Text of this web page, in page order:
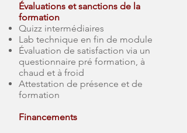
Évaluations et sanctions de la
formation
Quizz intermédiaires
Lab technique en fin de module
Évaluation de satisfaction via un
questionnaire pré formation, à
chaud et à froid
Attestation de présence et de
formation
Financements